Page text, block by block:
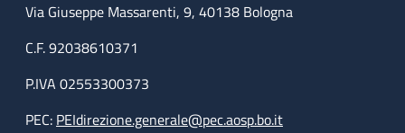
Via Giuseppe Massarenti, 9, 40138 Bologna
C.F. 92038610371
P.IVA 02553300373
PEC: PEIdirezione.generale@pec.aosp.bo.it